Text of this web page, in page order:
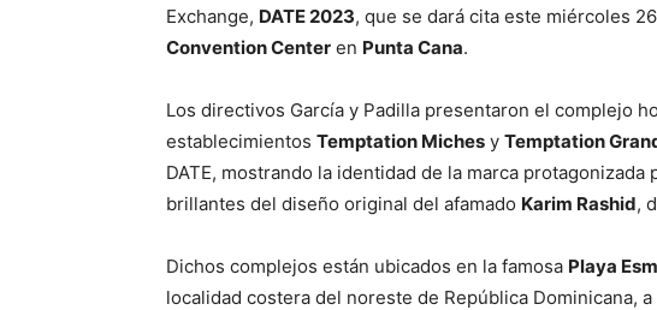
Exchange, DATE 2023, que se dará cita este miércoles
Convention Center en Punta Cana.
Los directivos García y Padilla presentaron el complejo
establecimientos Temptation Miches y Temptation
DATE, mostrando la identidad de la marca
brillantes del diseño original del afamado Karim Rashid,
Dichos complejos están ubicados en la famosa Playa
localidad costera del noreste de República Dominicana,